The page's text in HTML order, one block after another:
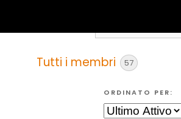
MEMBRI...
Tutti i membri 57
ORDINATO PER: